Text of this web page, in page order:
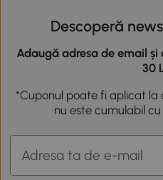
Descoperă
Adaugă adresa de email
30
*Cuponul poate fi aplicat la
nu este cumulabil